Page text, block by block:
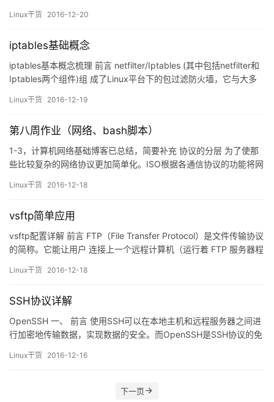
iptables -P INPUT DROP，iptables -P OUTPUT DROP , ipta…
Linux干货 2016-12-20
iptables基础概念
iptables基本概念梳理 前言 netfilter/Iptables (其中包括netfilter和
Iptables两个组件)组 成了Linux平台下的包过滤防火墙，它与大多
贵的企业级 防火墙来解决实际问题与实际方案，完成封包过滤，封
Linux干货 2016-12-19
第八周作业（网络、bash脚本）
1-3，计算机网络基础博客已总结，简要补充 协议的分层 为了使那
些比较复杂的网络协议更加简单化。ISO根据各通信协议的功能将网
之间进行交互时所遵循的约定叫做“接口”。同层之间的交互所遵循的
可以分为两层，同层之间的叫协议，我说汉语，你也说汉…
Linux干货 2016-12-18
vsftp简单应用
vsftp配置详解 前言 FTP（File Transfer Protocol）是文件传输协议
的简称。它能让用户 连接上一个远程计算机（运行着 FTP 服务器程
载到 本地计算机，或把本地计算机文件上传到远程计算机。但是ftp
了vsftp。 一…
Linux干货 2016-12-18
SSH协议详解
OpenSSH 一、 前言 使用SSH可以在本地主机和远程服务器之间进
行加密地传输数据，实现数据的安全。而OpenSSH是SSH协议的免
等古老明文传输工具。 SSH（Secure Shell）是建立在应用层和传
Linux干货 2016-12-16
下一页